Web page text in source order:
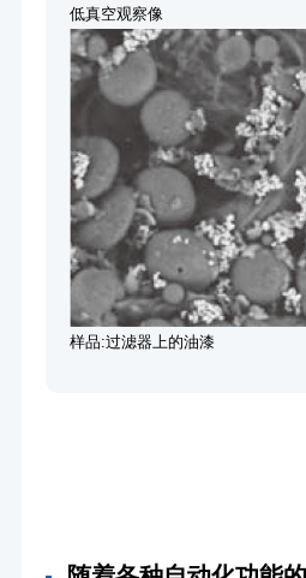
低真空观察像
样品:过滤器上的油漆